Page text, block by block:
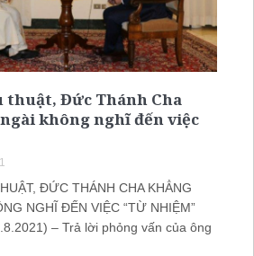
thuật, Đức Thánh Cha
không nghĩ đến việc
ĐỨC THÁNH CHA KHẲNG
NGHĨ ĐẾN VIỆC “TỪ NHIỆM”
– Trả lời phỏng vấn của ông